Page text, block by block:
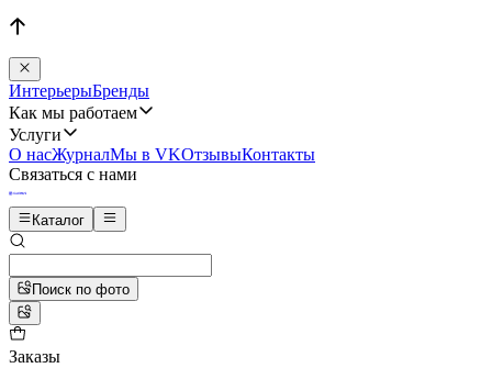
ИнтерьерыБренды
Как мы работаем
Услуги
О насЖурналМы в VKОтзывыКонтакты
Связаться с нами
Каталог
Поиск по фото
Заказы